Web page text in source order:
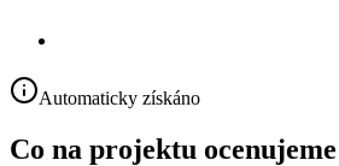
Automaticky získáno
Co na projektu ocenujeme